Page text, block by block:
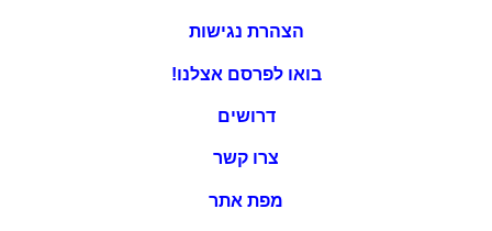
הצהרת נגישות
בואו לפרסם אצלנו!
דרושים
צרו קשר
מפת אתר